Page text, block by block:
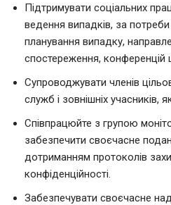
Підтримувати соціальних
ведення випадків, за
планування випадку,
спостереження,
Супроводжувати членів
служб і зовнішніх учасників,
Співпрацюйте з групою
забезпечити своєчасне
дотриманням протоколів
конфіденційності.
Забезпечувати своєчасне